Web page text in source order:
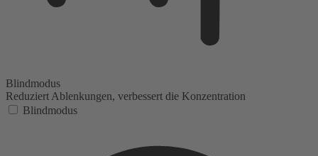
Blindmodus
Reduziert Ablenkungen, verbessert die Konzentration
Blindmodus